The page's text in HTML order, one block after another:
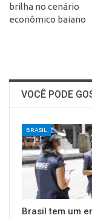
brilha no cenário
econômico baiano
VOCÊ PODE
BRASIL
Brasil tem um